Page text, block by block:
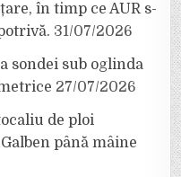
în timp ce AUR s-
31/07/2026
sondei sub oglinda
27/07/2026
de ploi
până mâine